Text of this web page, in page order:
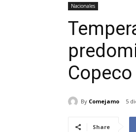
Nacionales
Copeco
By Comejamo 5
Share